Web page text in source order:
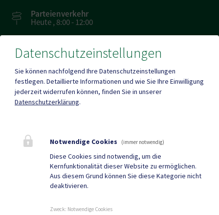
Parteienverkehr
Heute , 8:00 - 12:00
Amtsstunden
Mehr
Quicklinks
Geko digital Gemeinde-
Sport & Freizeit
Gemeindenachrichten
Termine
Datenschutzeinstellungen
Sie können nachfolgend Ihre Datenschutzeinstellungen
festlegen. Detaillierte Informationen und wie Sie Ihre Einwilligung
jederzeit widerrufen können, finden Sie in unserer
Datenschutzerklärung.
Notwendige Cookies (immer notwendig)
Diese Cookies sind notwendig, um die
Kernfunktionalität dieser Website zu ermöglichen.
Aus diesem Grund können Sie diese Kategorie nicht
deaktivieren.
Zweck: Notwendige Cookies